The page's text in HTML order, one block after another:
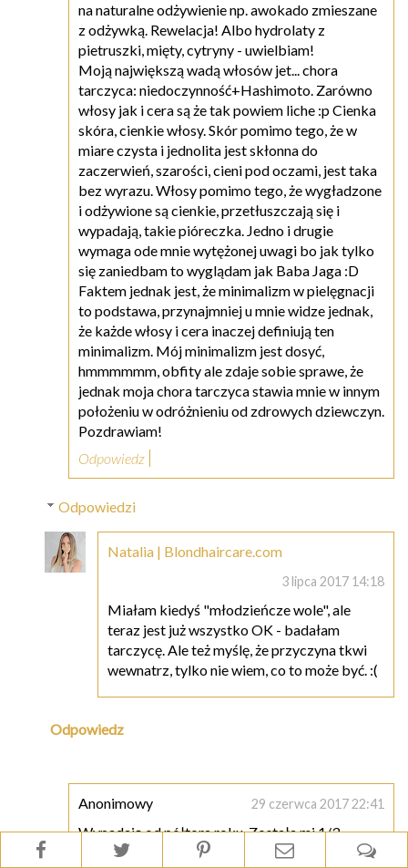
na naturalne odżywienie np. awokado zmieszane
z odżywką. Rewelacja! Albo hydrolaty z
pietruszki, mięty, cytryny - uwielbiam!
Moją największą wadą włosów jet... chora
tarczyca: niedoczynność+Hashimoto. Zarówno
włosy jak i cera są że tak powiem liche :p Cienka
skóra, cienkie włosy. Skór pomimo tego, że w
miare czysta i jednolita jest skłonna do
zaczerwień, szarości, cieni pod oczami, jest taka
bez wyrazu. Włosy pomimo tego, że wygładzone
i odżywione są cienkie, przetłuszczają się i
wypadają, takie pióreczka. Jedno i drugie
wymaga ode mnie wytężonej uwagi bo jak tylko
się zaniedbam to wyglądam jak Baba Jaga :D
Faktem jednak jest, że minimalizm w pielęgnacji
to podstawa, przynajmniej u mnie widze jednak,
że każde włosy i cera inaczej definiują ten
minimalizm. Mój minimalizm jest dosyć,
hmmmmmm, obfity ale zdaje sobie sprawe, że
jednak moja chora tarczyca stawia mnie w innym
położeniu w odróżnieniu od zdrowych dziewczyn.
Pozdrawiam!
Odpowiedz
Odpowiedzi
Natalia | Blondhaircare.com
3 lipca 2017 14:18
Miałam kiedyś "młodzieńcze wole", ale
teraz jest już wszystko OK - badałam
tarczycę. Ale też myślę, że przyczyna tkwi
wewnatrz, tylko nie wiem, co to może być. :(
Odpowiedz
Anonimowy 29 czerwca 2017 22:41
Wypadają od półtora roku. Została mi 1/3.
Chciałabym mieć takie problemy jak Twoje ;(